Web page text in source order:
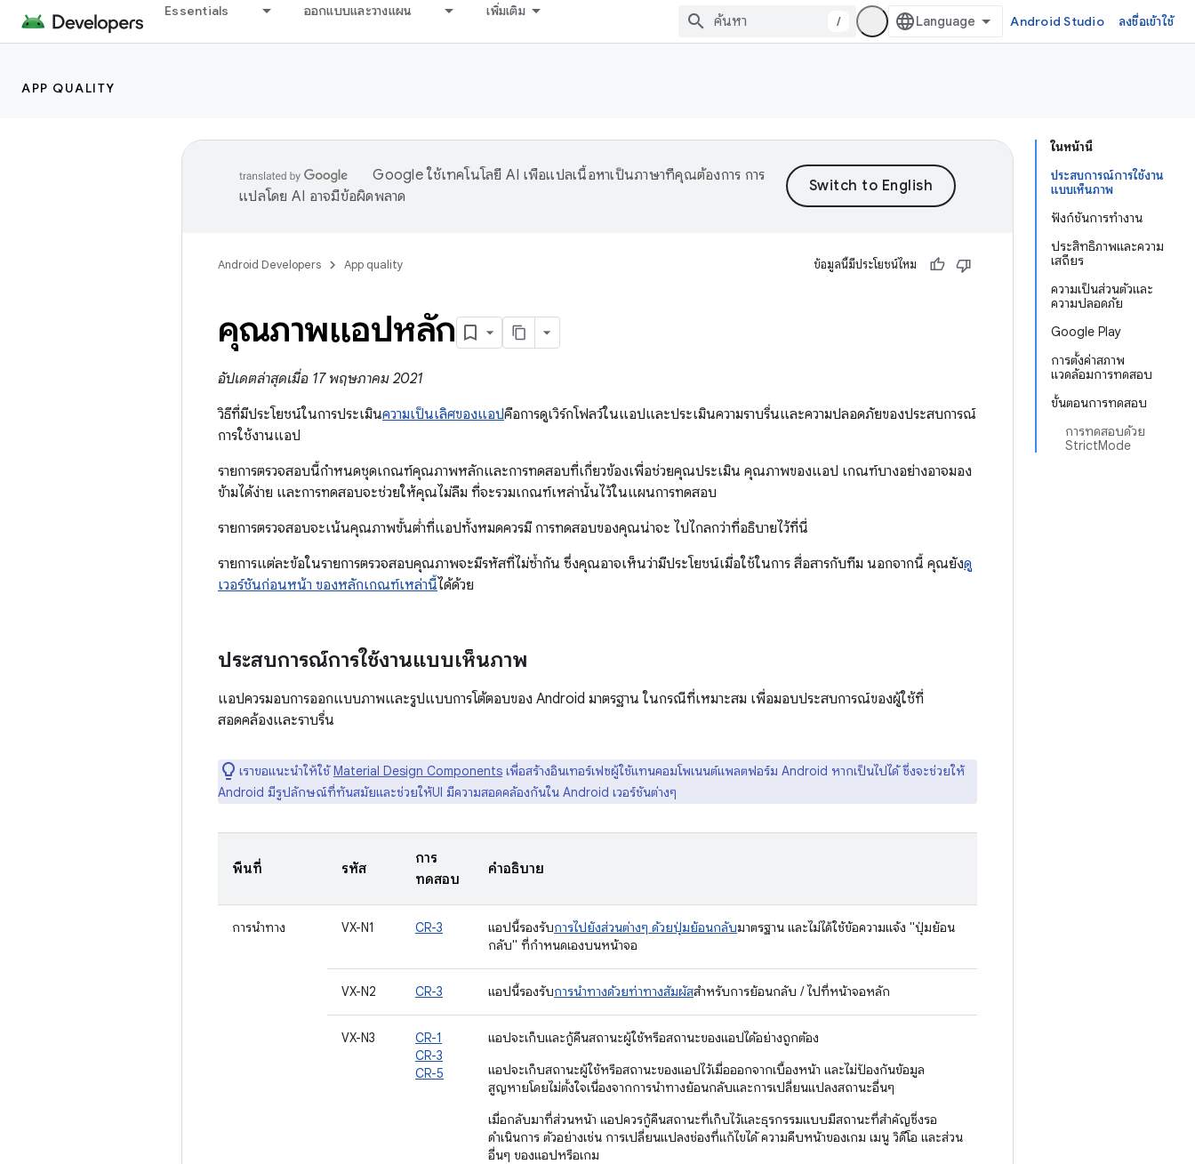
Essentials ออกแบบและวางแผน เพิ่มเติม
/ Android Studio ลงชื่อเข้าใช้
APP QUALITY
ในหน้านี้
ประสบการณ์การใช้งาน
แบบเห็นภาพ
ฟังก์ชันการทำงาน
ประสิทธิภาพและความ
เสถียร
ความเป็นส่วนตัวและ
ความปลอดภัย
Google Play
การตั้งค่าสภาพ
แวดล้อมการทดสอบ
ขั้นตอนการทดสอบ
การทดสอบด้วย
StrictMode
Google ใช้เทคโนโลยี AI เพื่อแปลเนื้อหาเป็นภาษาที่คุณต้องการ การ
แปลโดย AI อาจมีข้อผิดพลาด
Android Developers App quality ข้อมูลนี้มีประโยชน์ไหม
คุณภาพแอปหลัก
อัปเดตล่าสุดเมื่อ 17 พฤษภาคม 2021
วิธีที่มีประโยชน์ในการประเมินความเป็นเลิศของแอปคือการดูเวิร์กโฟลว์ในแอปและประเมินความราบรื่นและความปลอดภัยของประสบการณ์
การใช้งานแอป
รายการตรวจสอบนี้กำหนดชุดเกณฑ์คุณภาพหลักและการทดสอบที่เกี่ยวข้องเพื่อช่วยคุณประเมิน คุณภาพของแอป เกณฑ์บางอย่างอาจมอง
ข้ามได้ง่าย และการทดสอบจะช่วยให้คุณไม่ลืม ที่จะรวมเกณฑ์เหล่านั้นไว้ในแผนการทดสอบ
รายการตรวจสอบจะเน้นคุณภาพขั้นต่ำที่แอปทั้งหมดควรมี การทดสอบของคุณน่าจะ ไปไกลกว่าที่อธิบายไว้ที่นี่
รายการแต่ละข้อในรายการตรวจสอบคุณภาพจะมีรหัสที่ไม่ซ้ำกัน ซึ่งคุณอาจเห็นว่ามีประโยชน์เมื่อใช้ในการ สื่อสารกับทีม นอกจากนี้ คุณยังดู
เวอร์ชันก่อนหน้า ของหลักเกณฑ์เหล่านี้ได้ด้วย
ประสบการณ์การใช้งานแบบเห็นภาพ
แอปควรมอบการออกแบบภาพและรูปแบบการโต้ตอบของ Android มาตรฐาน ในกรณีที่เหมาะสม เพื่อมอบประสบการณ์ของผู้ใช้ที่
สอดคล้องและราบรื่น
เราขอแนะนำให้ใช้Material Design Components เพื่อสร้างอินเทอร์เฟซผู้ใช้แทนคอมโพเนนต์แพลตฟอร์ม Android หากเป็นไปได้ ซึ่งจะช่วยให้
Android มีรูปลักษณ์ที่ทันสมัยและช่วยให้UI มีความสอดคล้องกันใน Android เวอร์ชันต่างๆ
พื้นที่ รหัส
การ
ทดสอบ
คำอธิบาย
การนำทาง VX-N1 CR-3 แอปนี้รองรับการไปยังส่วนต่างๆ ด้วยปุ่มย้อนกลับมาตรฐาน และไม่ได้ใช้ข้อความแจ้ง "ปุ่มย้อน
กลับ" ที่กำหนดเองบนหน้าจอ
VX-N2 CR-3 แอปนี้รองรับการนำทางด้วยท่าทางสัมผัสสำหรับการย้อนกลับ / ไปที่หน้าจอหลัก
VX-N3
CR-1
CR-3
CR-5
แอปจะเก็บและกู้คืนสถานะผู้ใช้หรือสถานะของแอปได้อย่างถูกต้อง
แอปจะเก็บสถานะผู้ใช้หรือสถานะของแอปไว้เมื่อออกจากเบื้องหน้า และไม่ป้องกันข้อมูล
สูญหายโดยไม่ตั้งใจเนื่องจากการนําทางย้อนกลับและการเปลี่ยนแปลงสถานะอื่นๆ
เมื่อกลับมาที่ส่วนหน้า แอปควรกู้คืนสถานะที่เก็บไว้และธุรกรรมแบบมีสถานะที่สำคัญซึ่งรอ
ดำเนินการ ตัวอย่างเช่น การเปลี่ยนแปลงช่องที่แก้ไขได้ ความคืบหน้าของเกม เมนู วิดีโอ และส่วน
อื่นๆ ของแอปหรือเกม